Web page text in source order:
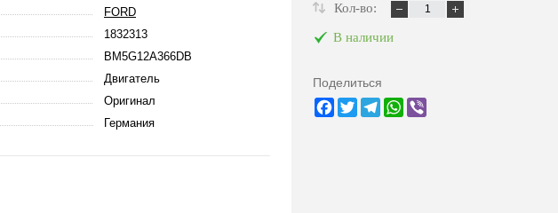
FORD
1832313
BM5G12A366DB
Двигатель
Оригинал
Германия
Кол-во:
В наличии
Поделиться
Facebook
TwitterTelegramWhatsApp